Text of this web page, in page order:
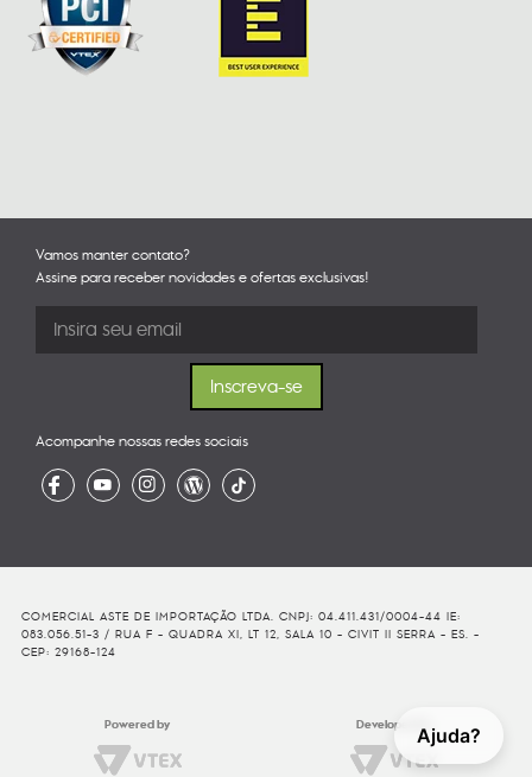
Ajuda?
Vamos manter contato?
Assine para receber novidades e ofertas exclusivas!
Acompanhe nossas redes sociais
COMERCIAL ASTE DE IMPORTAÇÃO LTDA. CNPJ: 04.411.431/0004-44 IE:
083.056.51-3 / RUA F - QUADRA XI, LT 12, SALA 10 - CIVIT II SERRA - ES. -
CEP: 29168-124
Powered by Developed By